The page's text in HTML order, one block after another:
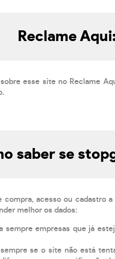
Reclame
esse site no Reclame
saber se
compra, acesso ou cadastro
melhor os dados:
sempre empresas que já
se o site não está